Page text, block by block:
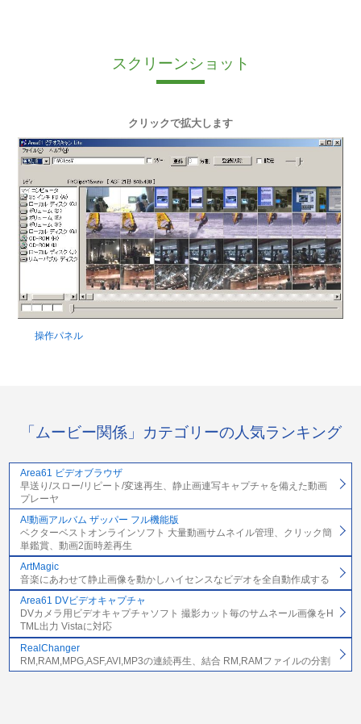
スクリーンショット
クリックで拡大します
操作パネル
「ムービー関係」カテゴリーの人気ランキング
Area61 ビデオブラウザ
早送り/スロー/リピート/変速再生、静止画連写キャプチャを備えた動画
プレーヤ
A!動画アルバム ザッパー フル機能版
ベクターベストオンラインソフト 大量動画サムネイル管理、クリック簡
単鑑賞、動画2面時差再生
ArtMagic
音楽にあわせて静止画像を動かしハイセンスなビデオを全自動作成する
Area61 DVビデオキャプチャ
DVカメラ用ビデオキャプチャソフト 撮影カット毎のサムネール画像をH
TML出力 Vistaに対応
RealChanger
RM,RAM,MPG,ASF,AVI,MP3の連続再生、結合 RM,RAMファイルの分割